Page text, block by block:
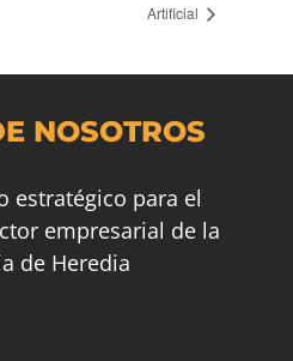
Artificial
NOSOTROS
estratégico para el
empresarial de la
de Heredia